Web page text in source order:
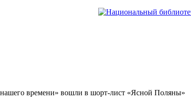
времени» вошли в шорт-лист «Ясной Поляны»